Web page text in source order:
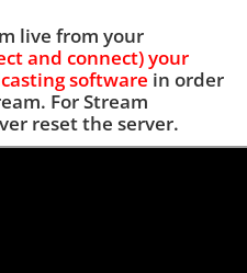
live from your
and connect) your
software in order
For Stream
reset the server.